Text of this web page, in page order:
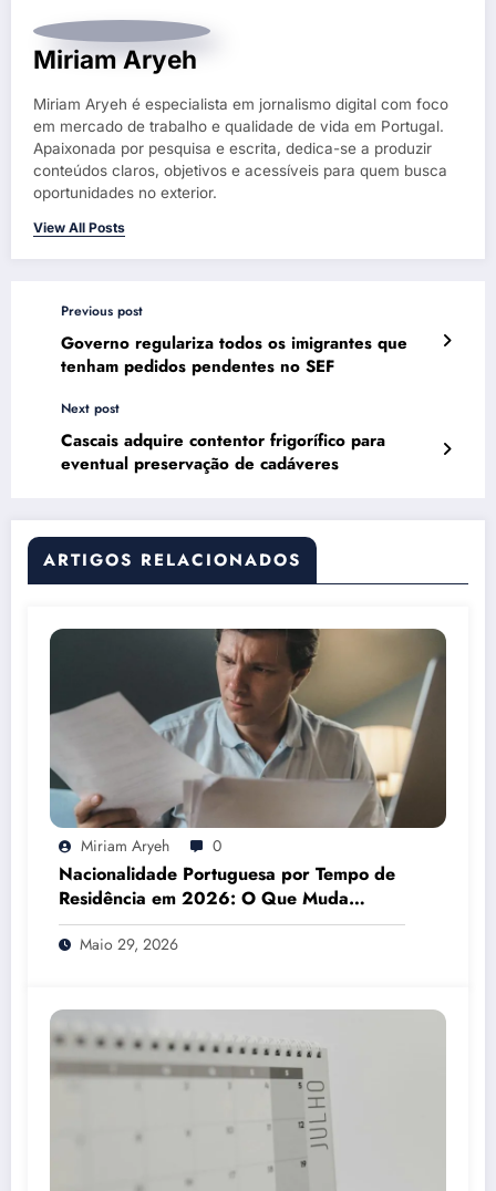
Miriam Aryeh
Miriam Aryeh é especialista em jornalismo digital com foco
em mercado de trabalho e qualidade de vida em Portugal.
Apaixonada por pesquisa e escrita, dedica-se a produzir
conteúdos claros, objetivos e acessíveis para quem busca
oportunidades no exterior.
View All Posts
Previous post
Governo regulariza todos os imigrantes que
tenham pedidos pendentes no SEF
Next post
Cascais adquire contentor frigorífico para
eventual preservação de cadáveres
ARTIGOS RELACIONADOS
Miriam Aryeh 0
Nacionalidade Portuguesa por Tempo de
Residência em 2026: O Que Muda
Mesmo
Maio 29, 2026